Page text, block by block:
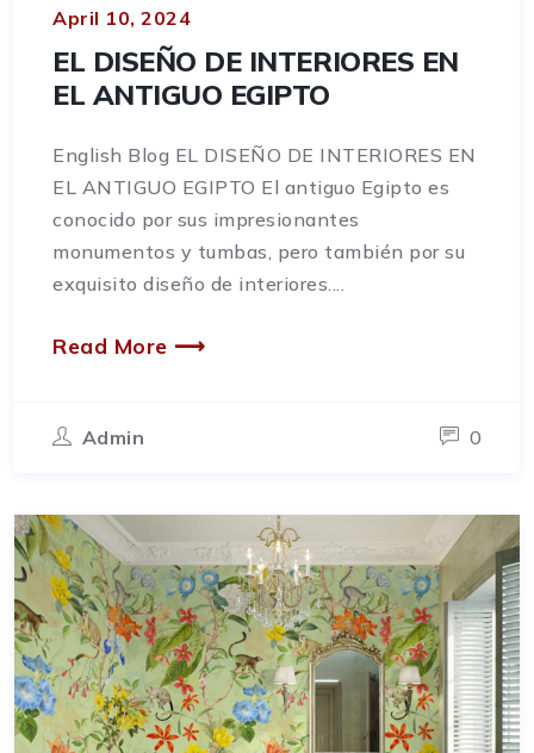
April 10, 2024
EL DISEÑO DE INTERIORES EN
EL ANTIGUO EGIPTO
English Blog EL DISEÑO DE INTERIORES EN
EL ANTIGUO EGIPTO El antiguo Egipto es
conocido por sus impresionantes
monumentos y tumbas, pero también por su
exquisito diseño de interiores....
Read More ⟶
Admin 0